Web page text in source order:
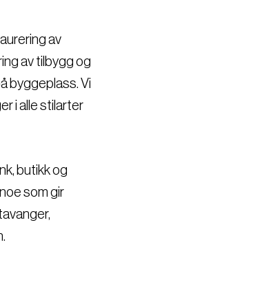
av
av tilbygg og
byggeplass. Vi
i alle stilarter
butikk og
som gir